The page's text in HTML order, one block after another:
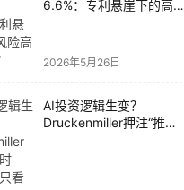
6.6%：专利悬崖下的高风
2026年5月26日
AI投资逻辑生变？
Druckenmiller押注“推理